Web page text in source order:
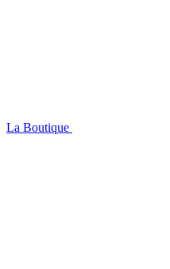
La Boutique